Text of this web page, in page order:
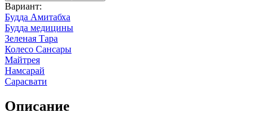
Вариант:
Будда Амитабха
Будда медицины
Зеленая Тара
Колесо Сансары
Майтрея
Намсарай
Сарасвати
Описание